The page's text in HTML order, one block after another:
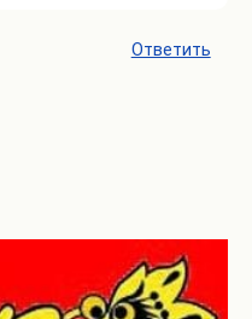
Ответить